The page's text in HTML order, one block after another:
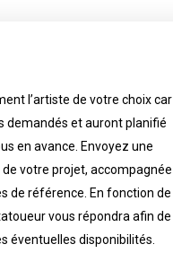
l’artiste de votre choix car
demandés et auront planifié
en avance. Envoyez une
votre projet, accompagnée
de référence. En fonction de
vous répondra afin de
éventuelles disponibilités.
artist of your choice because
and will have planned
advance. Send an accurate
project, if possible attached
Depending your request,
will answer to tell you his
availability.